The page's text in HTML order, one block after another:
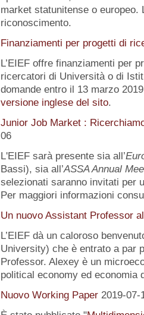
market statunitense o europeo.
riconoscimento.
Finanziamenti per progetti di
L’EIEF offre finanziamenti per
ricercatori di Università o di
domande entro il 13 marzo
versione inglese del sito.
Junior Job Market :
06
L'EIEF sarà presente sia all’
Bassi), sia all’ASSA Annual
selezionati saranno invitati per
Per maggiori informazioni
Un nuovo Assistant Professor
L’EIEF dà un caloroso
University) che è entrato a par
Professor. Alexey è un
political economy ed
Nuovo Working Paper 2019-07-